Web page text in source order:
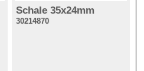
Schale 35x24mm
30214870